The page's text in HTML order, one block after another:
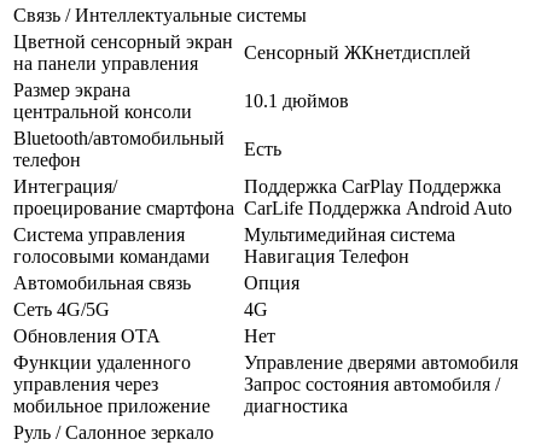
Связь / Интеллектуальные системы
Цветной сенсорный экран
на панели управления
Сенсорный ЖКнетдисплей
Размер экрана
центральной консоли
10.1 дюймов
Bluetooth/автомобильный
телефон
Есть
Интеграция/
проецирование смартфона
Поддержка CarPlay Поддержка
CarLife Поддержка Android Auto
Система управления
голосовыми командами
Мультимедийная система
Навигация Телефон
Автомобильная связь
Опция
Сеть 4G/5G
4G
Обновления OTA
Нет
Функции удаленного
управления через
мобильное приложение
Управление дверями автомобиля
Запрос состояния автомобиля /
диагностика
Руль / Салонное зеркало